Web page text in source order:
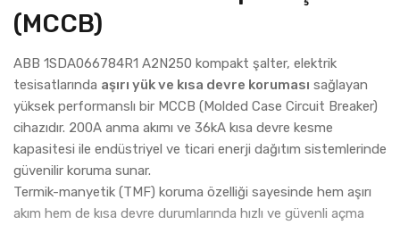
(MCCB)
ABB 1SDA066784R1 A2N250 kompakt şalter, elektrik
tesisatlarında aşırı yük ve kısa devre koruması sağlayan
yüksek performanslı bir MCCB (Molded Case Circuit Breaker)
cihazıdır. 200A anma akımı ve 36kA kısa devre kesme
kapasitesi ile endüstriyel ve ticari enerji dağıtım sistemlerinde
güvenilir koruma sunar.
Termik-manyetik (TMF) koruma özelliği sayesinde hem aşırı
akım hem de kısa devre durumlarında hızlı ve güvenli açma